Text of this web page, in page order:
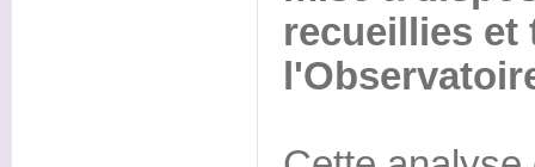
recueillies et